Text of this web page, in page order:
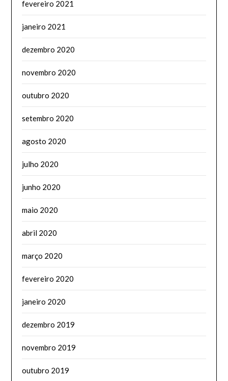
fevereiro 2021
janeiro 2021
dezembro 2020
novembro 2020
outubro 2020
setembro 2020
agosto 2020
julho 2020
junho 2020
maio 2020
abril 2020
março 2020
fevereiro 2020
janeiro 2020
dezembro 2019
novembro 2019
outubro 2019